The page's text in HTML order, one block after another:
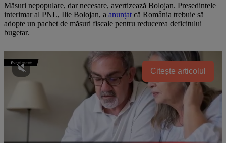
Măsuri nepopulare, dar necesare, avertizează Bolojan. Președintele
interimar al PNL, Ilie Bolojan, a anunțat că România trebuie să
adopte un pachet de măsuri fiscale pentru reducerea deficitului
bugetar.
Citește articolul